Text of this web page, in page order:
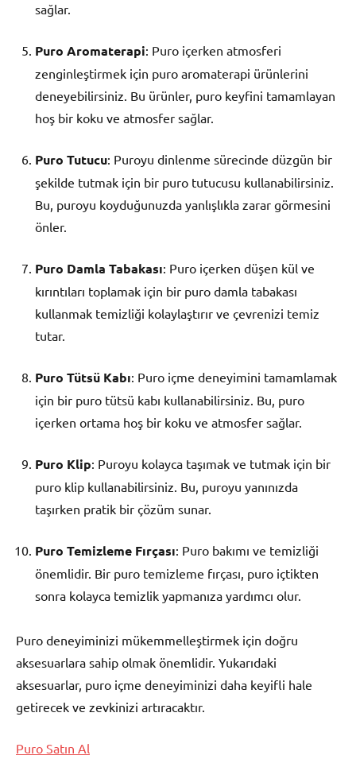
sağlar.
Puro Aromaterapi: Puro içerken atmosferi
zenginleştirmek için puro aromaterapi ürünlerini
deneyebilirsiniz. Bu ürünler, puro keyfini tamamlayan
hoş bir koku ve atmosfer sağlar.
Puro Tutucu: Puroyu dinlenme sürecinde düzgün bir
şekilde tutmak için bir puro tutucusu kullanabilirsiniz.
Bu, puroyu koyduğunuzda yanlışlıkla zarar görmesini
önler.
Puro Damla Tabakası: Puro içerken düşen kül ve
kırıntıları toplamak için bir puro damla tabakası
kullanmak temizliği kolaylaştırır ve çevrenizi temiz
tutar.
Puro Tütsü Kabı: Puro içme deneyimini tamamlamak
için bir puro tütsü kabı kullanabilirsiniz. Bu, puro
içerken ortama hoş bir koku ve atmosfer sağlar.
Puro Klip: Puroyu kolayca taşımak ve tutmak için bir
puro klip kullanabilirsiniz. Bu, puroyu yanınızda
taşırken pratik bir çözüm sunar.
Puro Temizleme Fırçası: Puro bakımı ve temizliği
önemlidir. Bir puro temizleme fırçası, puro içtikten
sonra kolayca temizlik yapmanıza yardımcı olur.
Puro deneyiminizi mükemmelleştirmek için doğru
aksesuarlara sahip olmak önemlidir. Yukarıdaki
aksesuarlar, puro içme deneyiminizi daha keyifli hale
getirecek ve zevkinizi artıracaktır.
Puro Satın Al